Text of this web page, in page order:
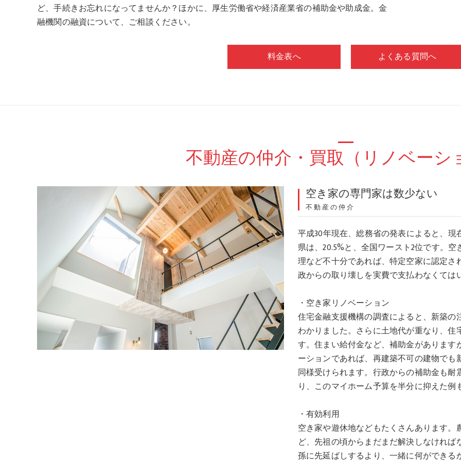
ど、手続きお忘れになってませんか？ほかに、厚生労働省や経済産業省の補助金や助成金。金
融機関の融資について、ご相談ください。
料金表へ よくある質問へ
不動産の仲介・買取（リノベーシ
空き家の専門家は数少ない
不動産の仲介
平成30年現在、総務省の発表によると、
県は、20.5%と、全国ワースト2位です。
理など不十分であれば、特定空家に認定
政からの取り壊しを実費で支払わなくては
・空き家リノベーション
住宅金融支援機構の調査によると、新築
わかりました。さらに土地代が重なり、
す。住まい給付金など、補助金がありま
ーションであれば、再建築不可の建物で
同様受けられます。行政からの補助金も
り、このマイホーム予算を半分に抑えた
・有効利用
空き家や遊休地などもたくさんあります
ど、先祖の頃からまだまだ解決しなけれ
孫に先延ばしするより、一緒に何ができる